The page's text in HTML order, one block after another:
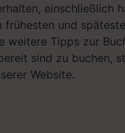
einschließlich
frühesten und
weitere Tipps zur
sind zu buchen,
Website.